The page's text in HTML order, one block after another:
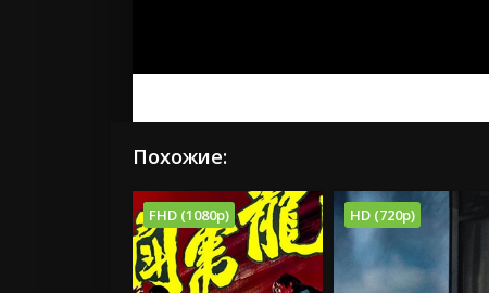
Похожие:
FHD (1080p) HD (720p)